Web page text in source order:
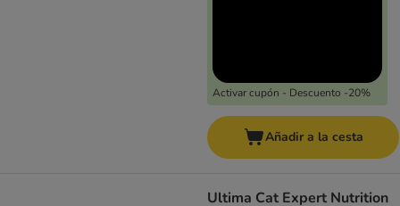
Activar cupón - Descuento -20%
Añadir a la cesta
Ultima Cat Expert Nutrition